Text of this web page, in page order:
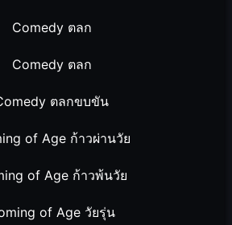
Comedy ตลก
Comedy ตลก
ตลกขบขัน
of Age ก้าวผ่านวัย
of Age ก้าวพ้นวัย
of Age วัยรุ่น